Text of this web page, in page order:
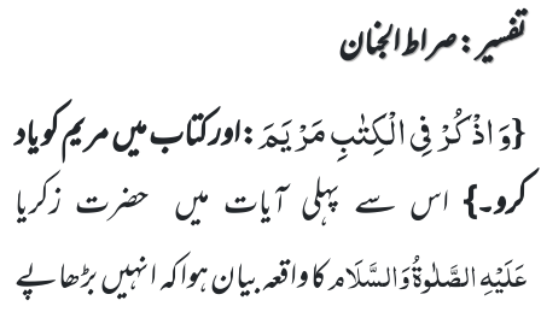
تفسیر : ‎صراط الجنان
{وَ اذْكُرْ فِی الْكِتٰبِ مَرْیَمَ:اور کتاب میںمریم کو یاد
کرو۔} اس سے پہلی آیات میں حضرت زکریا
عَلَیْہِالصَّلٰوۃُ وَالسَّلَامکا واقعہ بیان ہوا کہ انہیںبڑھاپے